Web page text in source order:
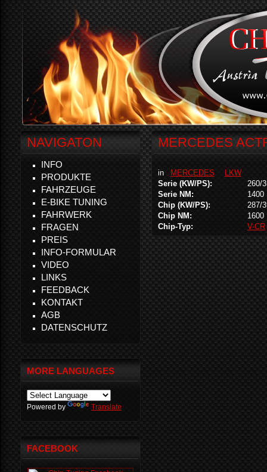
MERCEDES
in MERCEDES
LKW
Serie (KW/PS):
260/
Serie NM:
1400
Chip (KW/PS):
287/
Chip NM:
1600
Chip-Typ:
V-CR
NAVIGATON
INFO
PRODUKTE
FAHRZEUGE
E-BIKE TUNING
FAHRWERK
FRAGEN
PREIS
INFO-FORMULAR
VIDEO
LINKS
FEEDBACK
KONTAKT
AGB
DATENSCHUTZ
MORE LANGUAGES
Powered by Translate
FACEBOOK